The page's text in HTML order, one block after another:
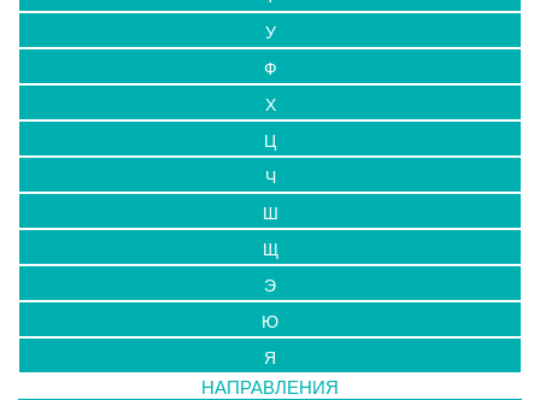
У
Ф
Х
Ц
Ч
Ш
Щ
Э
Ю
Я
НАПРАВЛЕНИЯ